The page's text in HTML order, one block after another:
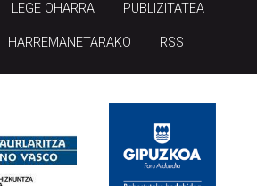
LEGE OHARRA PUBLIZITATEA
HARREMANETARAKO RSS